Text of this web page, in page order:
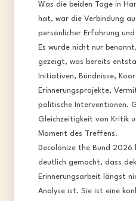
Was die beiden Tage in
hat, war die Verbindung
persönlicher Erfahrung
Es wurde nicht nur
gezeigt, was bereits
Initiativen, Bündnisse,
Erinnerungsprojekte,
politische Interventionen.
Gleichzeitigkeit von Kritik
Moment des Treffens.
Decolonize the Bund
deutlich gemacht, dass
Erinnerungsarbeit längst
Analyse ist. Sie ist eine